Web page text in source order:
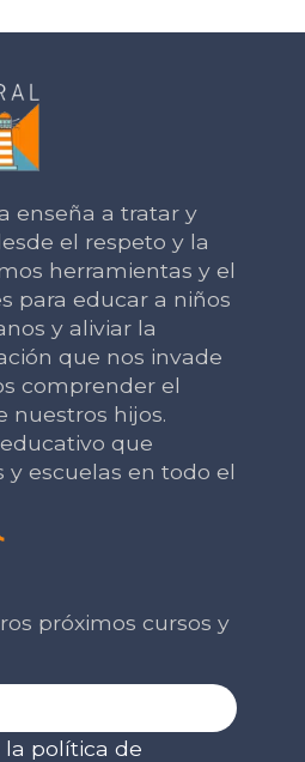
enseña a tratar y
el respeto y la
herramientas y el
para educar a niños
y aliviar la
que nos invade
comprender el
nuestros hijos.
que
escuelas en todo el
próximos cursos y
política de